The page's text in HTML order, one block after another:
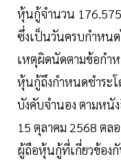
หุ้นกู้จำนวน
ซึ่งเป็นวันครบกำหน
เหตุผิดนัดตามข้อกำ
หุ้นกู้ถึงกำหนดชำระ
บังคับจำนอง ตามห
15 ตุลาคม 2568 ตล
ผู้ถือหุ้นกู้ที่เกี่ยวข้อง